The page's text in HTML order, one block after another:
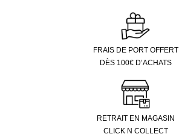
FRAIS DE PORT OFFERT
DÈS 100€ D’ACHATS
RETRAIT EN MAGASIN
CLICK N COLLECT